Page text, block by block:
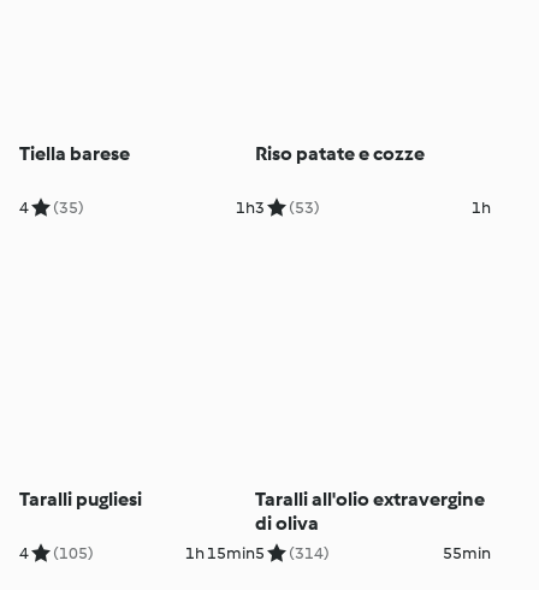
Tiella barese
4 (35) 1h
Riso patate e cozze
3 (53) 1h
Taralli pugliesi
4 (105) 1h 15min
Taralli all'olio extravergine
di oliva
5 (314) 55min